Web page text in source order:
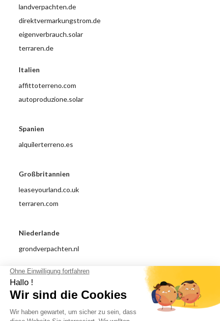
landverpachten.de
direktvermarkungstrom.de
eigenverbrauch.solar
terraren.de
Italien
affittoterreno.com
autoproduzione.solar
Spanien
alquilerterreno.es
Großbritannien
leaseyourland.co.uk
terraren.com
Niederlande
grondverpachten.nl
Impressum
Datenschutzrichtlinie
Allgemeine Nutzungsbedingungen